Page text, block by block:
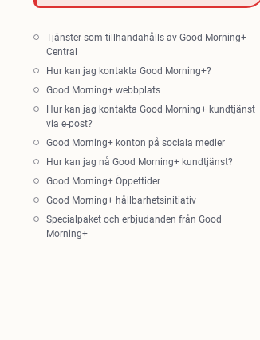
Tjänster som tillhandahålls av Good Morning+
Central
Hur kan jag kontakta Good Morning+?
Good Morning+ webbplats
Hur kan jag kontakta Good Morning+ kundtjänst
via e-post?
Good Morning+ konton på sociala medier
Hur kan jag nå Good Morning+ kundtjänst?
Good Morning+ Öppettider
Good Morning+ hållbarhetsinitiativ
Specialpaket och erbjudanden från Good
Morning+